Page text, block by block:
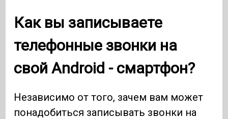
Как вы записываете
телефонные звонки на
свойAndroid - смартфон?
Независимо от того, зачем вам может
понадобиться записывать звонки на